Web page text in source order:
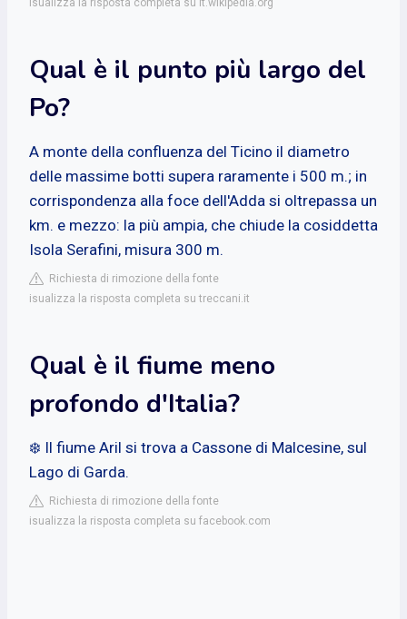
isualizza la risposta completa su it.wikipedia.org
Qual è il punto più largo del
Po?
A monte della confluenza del Ticino il diametro
delle massime botti supera raramente i 500 m.; in
corrispondenza alla foce dell'Adda si oltrepassa un
km. e mezzo: la più ampia, che chiude la cosiddetta
Isola Serafini, misura 300 m.
Richiesta di rimozione della fonte
isualizza la risposta completa su treccani.it
Qual è il fiume meno
profondo d'Italia?
❄️ Il fiume Aril si trova a Cassone di Malcesine, sul
Lago di Garda.
Richiesta di rimozione della fonte
isualizza la risposta completa su facebook.com